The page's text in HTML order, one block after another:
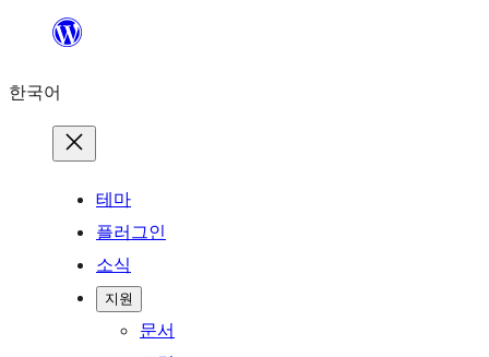
츠
한국어
테마
플러그인
소식
지원
문서